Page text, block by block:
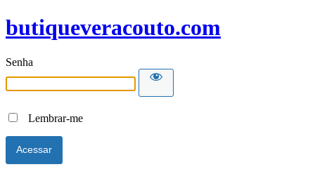
butiqueveracouto.com
Senha
Lembrar-me